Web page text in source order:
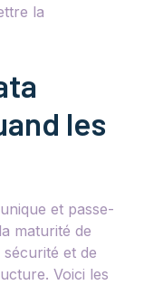
la
les
et passe-
maturité de
et de
Voici les